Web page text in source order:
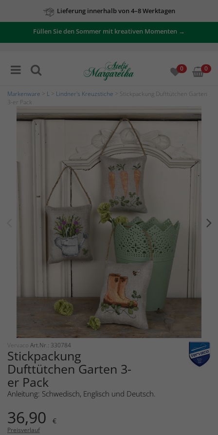
Lieferung innerhalb von 4–8 Werktagen
Füllen Sie den Sommer mit kreativen Momenten →
0 0
Markenware L Lindner's Kreuzstiche > Stickpackung Dufttütchen Garten
3-er Pack
Vervaco Art.Nr.: 330784
Stickpackung
Dufttütchen Garten 3-
er Pack
Anleitung: Schwedisch, Englisch und Deutsch.
36,90 €
Preisverlauf